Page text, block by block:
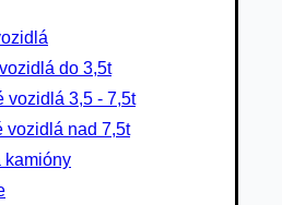
do 3,5t
vozidlá 3,5 - 7,5t
vozidlá nad 7,5t
kamióny
štvorkolky